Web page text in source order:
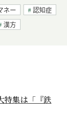
ネー
認知症
漢方
特集は「『鉄